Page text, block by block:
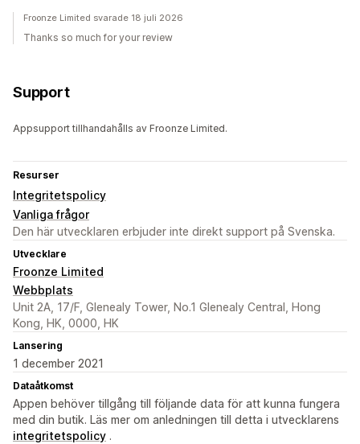
Froonze Limited svarade 18 juli 2026
Thanks so much for your review
Support
Appsupport tillhandahålls av Froonze Limited.
Resurser
Integritetspolicy
Vanliga frågor
Den här utvecklaren erbjuder inte direkt support på Svenska.
Utvecklare
Froonze Limited
Webbplats
Unit 2A, 17/F, Glenealy Tower, No.1 Glenealy Central, Hong
Kong, HK, 0000, HK
Lansering
1 december 2021
Dataåtkomst
Appen behöver tillgång till följande data för att kunna fungera
med din butik. Läs mer om anledningen till detta i utvecklarens
integritetspolicy .